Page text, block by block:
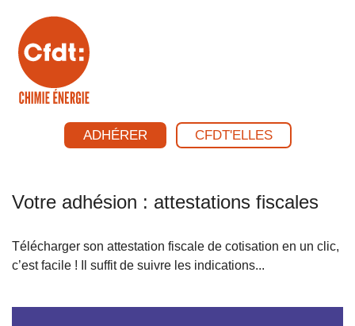
ADHÉRER CFDT'ELLES
Votre adhésion : attestations fiscales
Télécharger son attestation fiscale de cotisation en un clic,
c’est facile ! Il suffit de suivre les indications...